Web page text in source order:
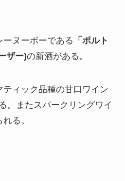
ーヌーボーである 「ポルト
ザー)の新酒がある。
ィック品種の甘口ワイン
。またスパークリングワイ
る。